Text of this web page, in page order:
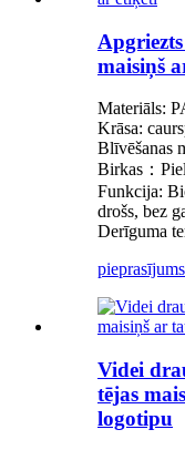
maisiņš
Materiāls:
Krāsa:
Blīvēšanas
Birkas：
Funkcija:
drošs, bez
Derīguma
pieprasījums
Videi
tējas
logotipu